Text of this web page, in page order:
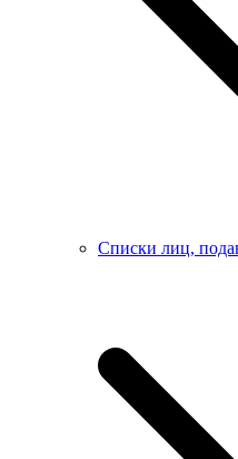
Списки лиц,